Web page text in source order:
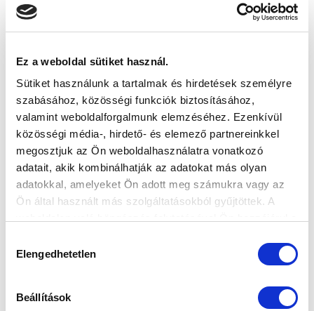
Ez a weboldal sütiket használ.
Sütiket használunk a tartalmak és hirdetések személyre
szabásához, közösségi funkciók biztosításához,
valamint weboldalforgalmunk elemzéséhez. Ezenkívül
közösségi média-, hirdető- és elemező partnereinkkel
megosztjuk az Ön weboldalhasználatra vonatkozó
adatait, akik kombinálhatják az adatokat más olyan
adatokkal, amelyeket Ön adott meg számukra vagy az
Ön által használt más szolgáltatásokból gyűjtöttek. A
kiválasztása
Elengedhetetlen
Beállítások
2020-02-05 09:58:52
Fontos tudnivalók az idegenbeli mérkőzésre utazó
drukkereinknek.
‹ 1 2 3 4